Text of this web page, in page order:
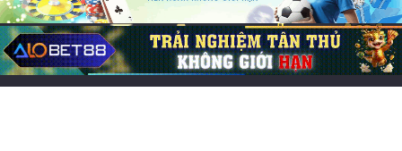
Các loại cược Roulette: Hướng dẫn chi tiết,
tỷ lệ thắng cao
18/05/2026 0 294